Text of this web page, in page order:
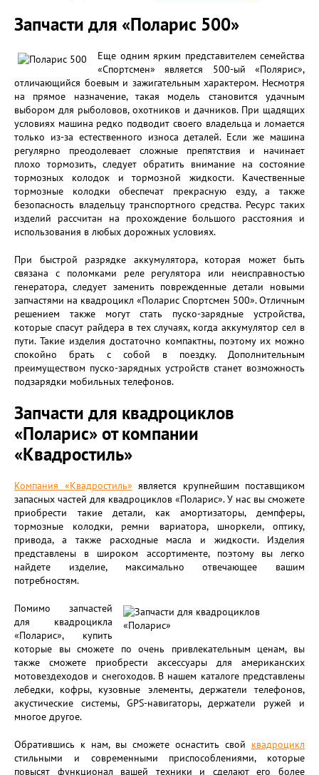
Запчасти для «Поларис 500»
Еще одним ярким представителем семейства
«Спортсмен» является 500-ый «Полярис»,
отличающийся боевым и зажигательным характером. Несмотря
на прямое назначение, такая модель становится удачным
выбором для рыболовов, охотников и дачников. При щадящих
условиях машина редко подводит своего владельца и ломается
только из-за естественного износа деталей. Если же машина
регулярно преодолевает сложные препятствия и начинает
плохо тормозить, следует обратить внимание на состояние
тормозных колодок и тормозной жидкости. Качественные
тормозные колодки обеспечат прекрасную езду, а также
безопасность владельцу транспортного средства. Ресурс таких
изделий рассчитан на прохождение большого расстояния и
использования в любых дорожных условиях.
При быстрой разрядке аккумулятора, которая может быть
связана с поломками реле регулятора или неисправностью
генератора, следует заменить поврежденные детали новыми
запчастями на квадроцикл «Поларис Спортсмен 500». Отличным
решением также могут стать пуско-зарядные устройства,
которые спасут райдера в тех случаях, когда аккумулятор сел в
пути. Такие изделия достаточно компактны, поэтому их можно
спокойно брать с собой в поездку. Дополнительным
преимуществом пуско-зарядных устройств станет возможность
подзарядки мобильных телефонов.
Запчасти для квадроциклов
«Поларис» от компании
«Квадростиль»
Компания «Квадростиль» является крупнейшим поставщиком
запасных частей для квадроциклов «Поларис». У нас вы сможете
приобрести такие детали, как амортизаторы, демпферы,
тормозные колодки, ремни вариатора, шноркели, оптику,
привода, а также расходные масла и жидкости. Изделия
представлены в широком ассортименте, поэтому вы легко
найдете изделие, максимально отвечающее вашим
потребностям.
Помимо запчастей
для квадроцикла
«Поларис», купить
которые вы сможете по очень привлекательным ценам, вы
также сможете приобрести аксессуары для американских
мотовездеходов и снегоходов. В нашем каталоге представлены
лебедки, кофры, кузовные элементы, держатели телефонов,
акустические системы, GPS-навигаторы, держатели ружей и
многое другое.
Обратившись к нам, вы сможете оснастить свой квадроцикл
стильными и современными приспособлениями, которые
повысят функционал вашей техники и сделают его более